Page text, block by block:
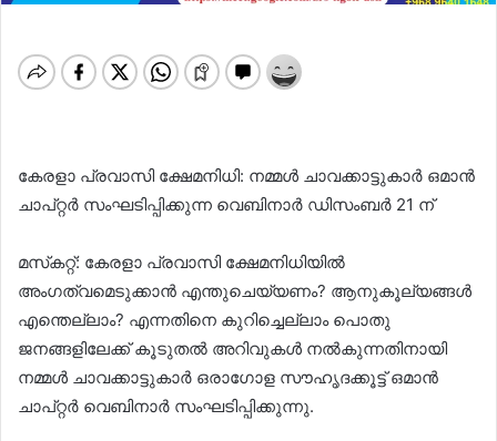
കേരളാ പ്രവാസി ക്ഷേമനിധി: നമ്മൾ ചാവക്കാട്ടുകാർ ഒമാൻ
ചാപ്റ്റർ സംഘടിപ്പിക്കുന്ന വെബിനാർ ഡിസംബർ 21 ന്
മസ്‌കറ്റ്: കേരളാ പ്രവാസി ക്ഷേമനിധിയിൽ
അംഗത്വമെടുക്കാൻ എന്തുചെയ്യണം? ആനുകൂല്യങ്ങൾ
എന്തെല്ലാം? എന്നതിനെ കുറിച്ചെല്ലാം പൊതു
ജനങ്ങളിലേക്ക് കൂടുതൽ അറിവുകൾ നൽകുന്നതിനായി
നമ്മൾ ചാവക്കാട്ടുകാർ ഒരാഗോള സൗഹൃദക്കൂട്ട് ഒമാൻ
ചാപ്റ്റർ വെബിനാർ സംഘടിപ്പിക്കുന്നു.